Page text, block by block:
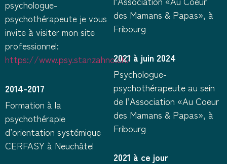
psychologue-
psychothérapeute je vous
invite à visiter mon site
professionnel:
https://www.psy.stanzahno.ch/
2014-2017
Formation à la
psychothérapie
d’orientation systémique
CERFASY à Neuchâtel
des Mamans & Papas», à
Fribourg
2021 à juin 2024
Psychologue-
psychothérapeute au sein
de l’Association «Au Coeur
des Mamans & Papas», à
Fribourg
2021 à ce jour